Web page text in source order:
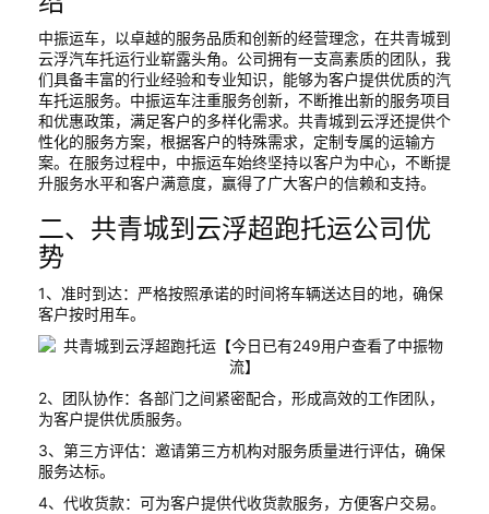
中振运车，以卓越的服务品质和创新的经营理念，在共青城到
云浮汽车托运行业崭露头角。公司拥有一支高素质的团队，我
们具备丰富的行业经验和专业知识，能够为客户提供优质的汽
车托运服务。中振运车注重服务创新，不断推出新的服务项目
和优惠政策，满足客户的多样化需求。共青城到云浮还提供个
性化的服务方案，根据客户的特殊需求，定制专属的运输方
案。在服务过程中，中振运车始终坚持以客户为中心，不断提
升服务水平和客户满意度，赢得了广大客户的信赖和支持。
二、共青城到云浮超跑托运公司优
势
1、准时到达：严格按照承诺的时间将车辆送达目的地，确保
客户按时用车。
2、团队协作：各部门之间紧密配合，形成高效的工作团队，
为客户提供优质服务。
3、第三方评估：邀请第三方机构对服务质量进行评估，确保
服务达标。
4、代收货款：可为客户提供代收货款服务，方便客户交易。